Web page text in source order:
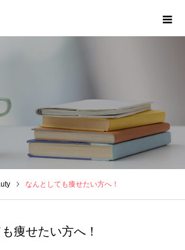
ブログ
なんとしても痩せたい方へ！
痩せたい方へ！